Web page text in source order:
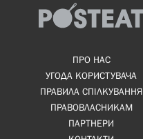
ПРО НАС
УГОДА КОРИСТУВАЧА
ПРАВИЛА СПІЛКУВАННЯ
ПРАВОВЛАСНИКАМ
ПАРТНЕРИ